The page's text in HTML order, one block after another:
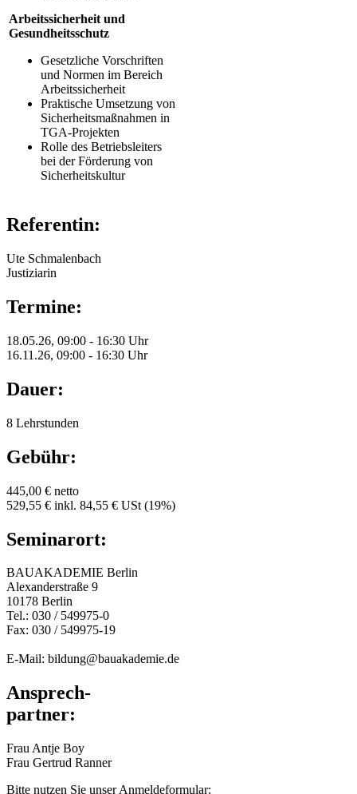
Arbeitssicherheit und
Gesundheitsschutz
Gesetzliche Vorschriften
und Normen im Bereich
Arbeitssicherheit
Praktische Umsetzung von
Sicherheitsmaßnahmen in
TGA-Projekten
Rolle des Betriebsleiters
bei der Förderung von
Sicherheitskultur
Referentin:
Ute Schmalenbach
Justiziarin
Termine:
18.05.26, 09:00 - 16:30 Uhr
16.11.26, 09:00 - 16:30 Uhr
Dauer:
8 Lehrstunden
Gebühr:
445,00 € netto
529,55 € inkl. 84,55 € USt (19%)
Seminarort:
BAUAKADEMIE Berlin
Alexanderstraße 9
10178 Berlin
Tel.: 030 / 549975-0
Fax: 030 / 549975-19
E-Mail: bildung@bauakademie.de
Ansprech-
partner:
Frau Antje Boy
Frau Gertrud Ranner
Bitte nutzen Sie unser Anmeldeformular: